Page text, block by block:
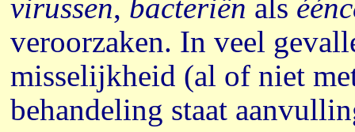
virussen, bacteriën als
veroorzaken. In veel
misselijkheid (al of niet
behandeling staat